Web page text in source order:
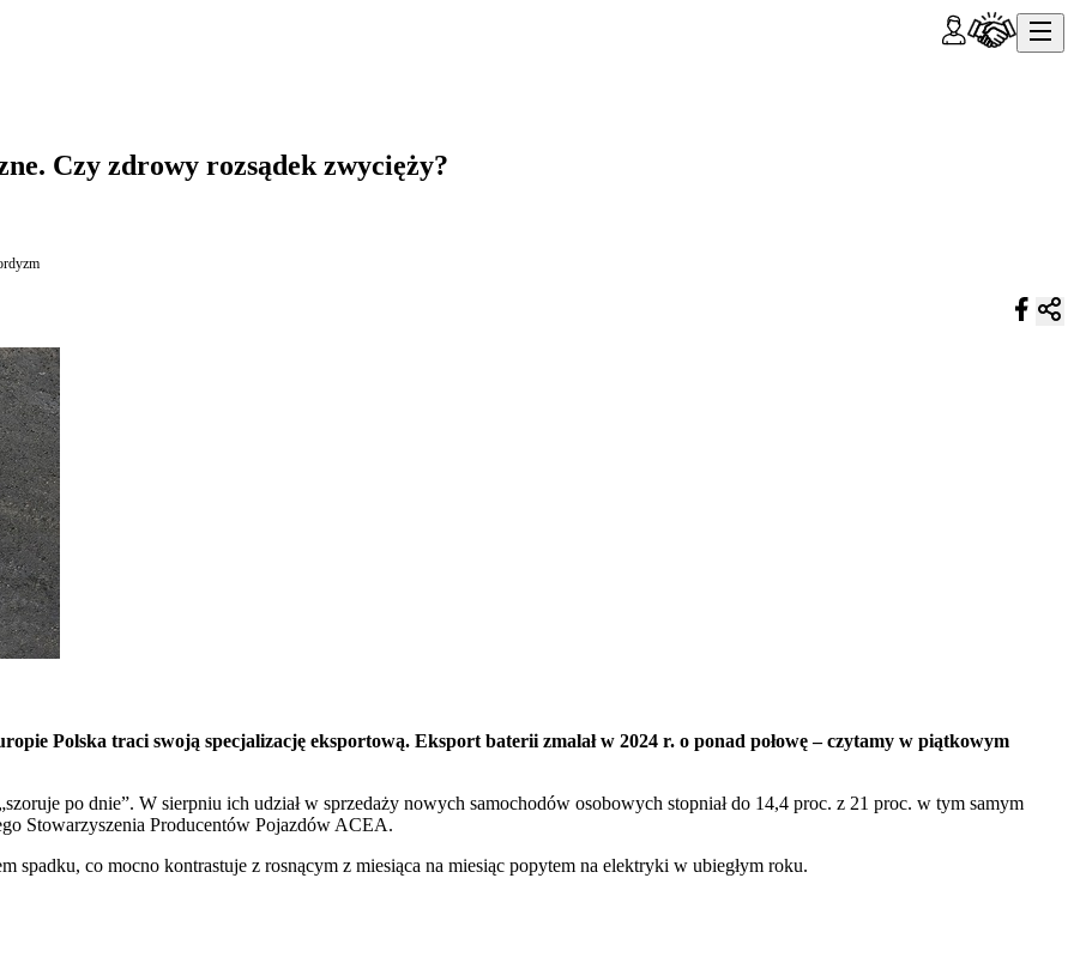
Czy zdrowy rozsądek zwycięży?
Polska traci swoją specjalizację eksportową. Eksport baterii zmalał w 2024 r. o ponad połowę – czytamy w piątkowym
po dnie”. W sierpniu ich udział w sprzedaży nowych samochodów osobowych stopniał do 14,4 proc. z 21 proc. w tym samym
Stowarzyszenia Producentów Pojazdów ACEA.
spadku, co mocno kontrastuje z rosnącym z miesiąca na miesiąc popytem na elektryki w ubiegłym roku.